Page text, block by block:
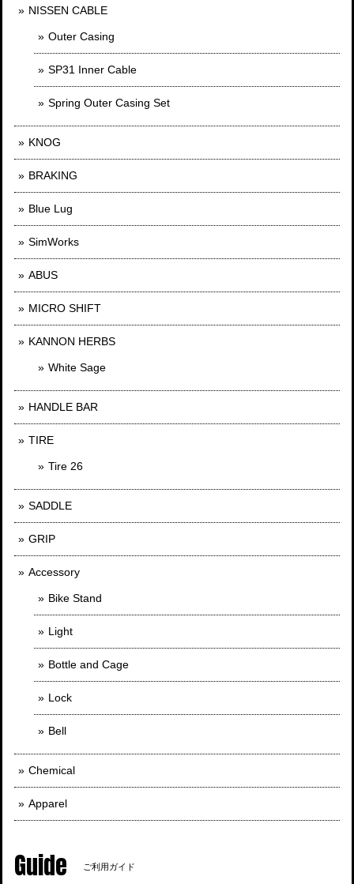
NISSEN CABLE
Outer Casing
SP31 Inner Cable
Spring Outer Casing Set
KNOG
BRAKING
Blue Lug
SimWorks
ABUS
MICRO SHIFT
KANNON HERBS
White Sage
HANDLE BAR
TIRE
Tire 26
SADDLE
GRIP
Accessory
Bike Stand
Light
Bottle and Cage
Lock
Bell
Chemical
Apparel
Guide ご利用ガイド